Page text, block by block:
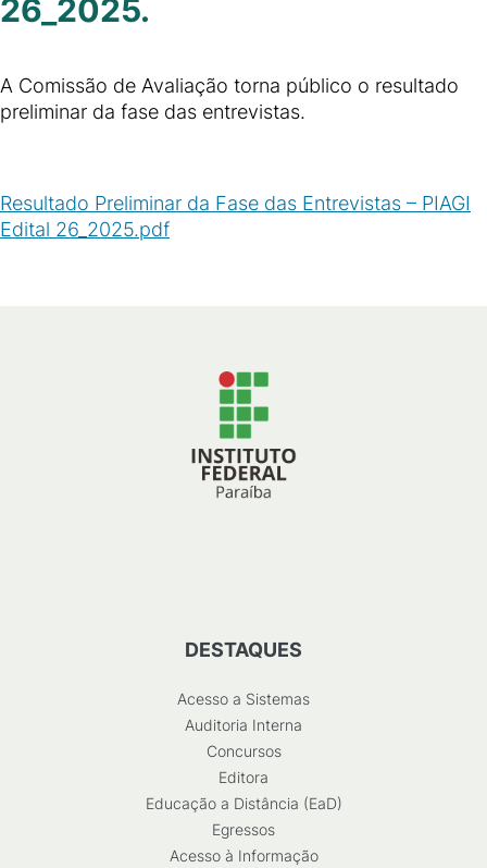
26_2025.
A Comissão de Avaliação torna público o resultado
preliminar da fase das entrevistas.
Resultado Preliminar da Fase das Entrevistas – PIAGI
Edital 26_2025.pdf
DESTAQUES
Acesso a Sistemas
Auditoria Interna
Concursos
Editora
Educação a Distância (EaD)
Egressos
Acesso à Informação